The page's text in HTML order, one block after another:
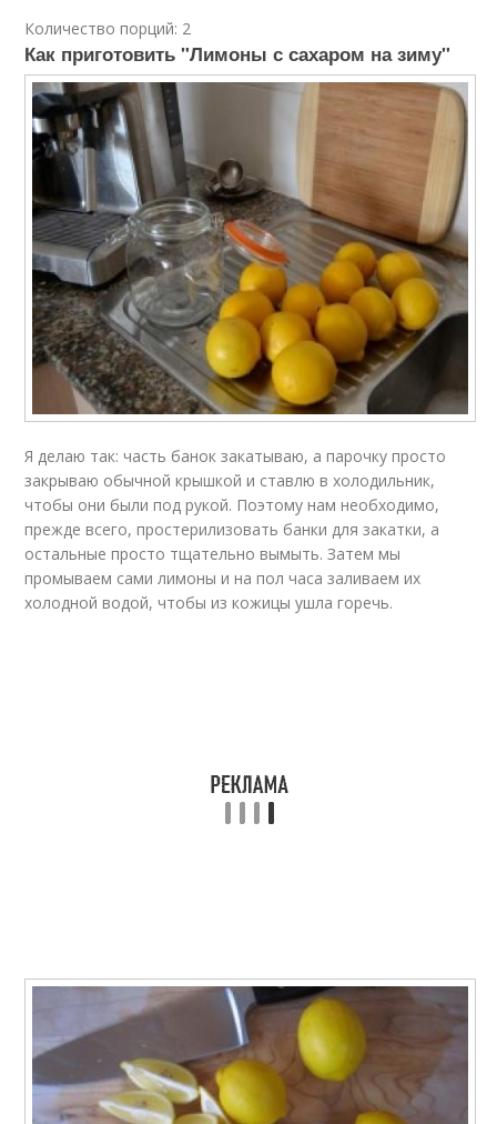
Количество порций: 2
Как приготовить "Лимоны с сахаром на зиму"
Я делаю так: часть банок закатываю, а парочку просто
закрываю обычной крышкой и ставлю в холодильник,
чтобы они были под рукой. Поэтому нам необходимо,
прежде всего, простерилизовать банки для закатки, а
остальные просто тщательно вымыть. Затем мы
промываем сами лимоны и на пол часа заливаем их
холодной водой, чтобы из кожицы ушла горечь.